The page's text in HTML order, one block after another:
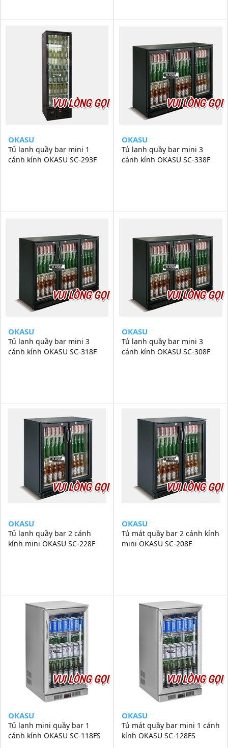
VUI LÒNG GỌI
OKASU
Tủ lạnh quầy bar mini 1
cánh kính OKASU SC-293F
VUI LÒNG GỌI
OKASU
Tủ lạnh quầy bar mini 3
cánh kính OKASU SC-338F
VUI LÒNG GỌI
OKASU
Tủ lạnh quầy bar mini 3
cánh kính OKASU SC-318F
VUI LÒNG GỌI
OKASU
Tủ lạnh quầy bar mini 3
cánh kính OKASU SC-308F
VUI LÒNG GỌI
OKASU
Tủ lạnh quầy bar 2 cánh
kính mini OKASU SC-228F
VUI LÒNG GỌI
OKASU
Tủ mát quầy bar 2 cánh kính
mini OKASU SC-208F
VUI LÒNG GỌI
OKASU
Tủ lạnh mini quầy bar 1
cánh kính OKASU SC-118FS
VUI LÒNG GỌI
OKASU
Tủ mát quầy bar mini 1 cánh
kính OKASU SC-128FS